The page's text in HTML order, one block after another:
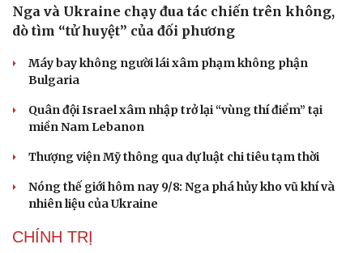
Nga và Ukraine chạy đua tác chiến trên không,
dò tìm “tử huyệt” của đối phương
Máy bay không người lái xâm phạm không phận
Bulgaria
Quân đội Israel xâm nhập trở lại “vùng thí điểm” tại
miền Nam Lebanon
Thượng viện Mỹ thông qua dự luật chi tiêu tạm thời
Nóng thế giới hôm nay 9/8: Nga phá hủy kho vũ khí và
nhiên liệu của Ukraine
CHÍNH TRỊ